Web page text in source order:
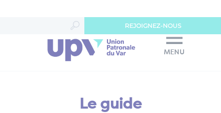
MENU
REJOIGNEZ-NOUS
Le guide